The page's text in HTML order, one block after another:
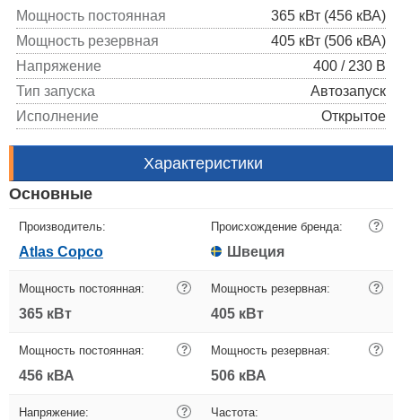
Мощность постоянная
365 кВт (456 кВА)
Мощность резервная
405 кВт (506 кВА)
Напряжение
400 / 230 В
Тип запуска
Автозапуск
Исполнение
Открытое
Характеристики
Основные
Производитель:
Atlas Copco
Происхождение бренда: ?
Швеция
Мощность постоянная: ?
365 кВт
Мощность резервная: ?
405 кВт
Мощность постоянная: ?
456 кВА
Мощность резервная: ?
506 кВА
Напряжение: ? Частота: